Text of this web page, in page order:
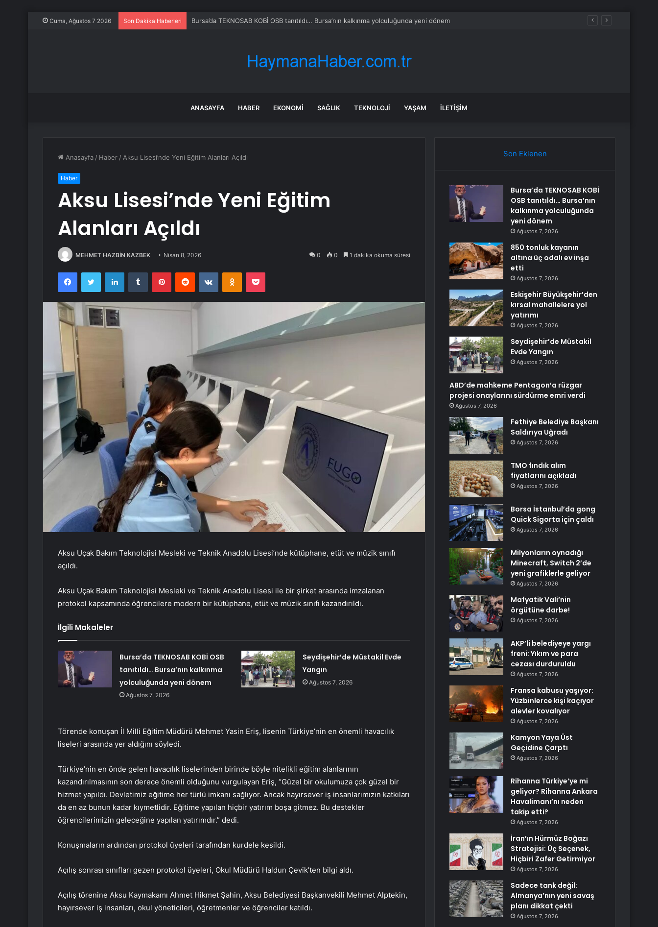
Cuma, Ağustos 7 2026 Son Dakika Haberleri 850 tonluk kayanın altına üç odalı ev inşa etti
ANASAYFA HABER EKONOMI SAĞLIK TEKNOLOJI YAŞAM İLETIŞIM
Anasayfa / Haber / Aksu Lisesi’nde Yeni Eğitim Alanları Açıldı
Haber
Aksu Lisesi’nde Yeni Eğitim
Alanları Açıldı
MEHMET HAZBİN KAZBEK Nisan 8, 2026 0 0 1 dakika okuma süresi
FacebookTwitter LinkedInTumblr PinterestReddit VKontakteOdnoklassniki
Pocket
Aksu Uçak Bakım Teknolojisi Mesleki ve Teknik Anadolu Lisesi’nde kütüphane, etüt ve müzik sınıfı
açıldı.
Aksu Uçak Bakım Teknolojisi Mesleki ve Teknik Anadolu Lisesi ile bir şirket arasında imzalanan
protokol kapsamında öğrencilere modern bir kütüphane, etüt ve müzik sınıfı kazandırıldı.
İlgili Makaleler
Bursa’da TEKNOSAB KOBİ OSB
tanıtıldı… Bursa’nın kalkınma
yolculuğunda yeni dönem
Ağustos 7, 2026
Seydişehir’de Müstakil Evde
Yangın
Ağustos 7, 2026
Törende konuşan İl Milli Eğitim Müdürü Mehmet Yasin Eriş, lisenin Türkiye’nin en önemli havacılık
liseleri arasında yer aldığını söyledi.
Türkiye’nin en önde gelen havacılık liselerinden birinde böyle nitelikli eğitim alanlarının
kazandırılmasının son derece önemli olduğunu vurgulayan Eriş, “Güzel bir okulumuza çok güzel bir
hizmet yapıldı. Devletimiz eğitime her türlü imkanı sağlıyor. Ancak hayırsever iş insanlarımızın katkıları
da en az bunun kadar kıymetlidir. Eğitime yapılan hiçbir yatırım boşa gitmez. Bu destekler
öğrencilerimizin geleceğine yapılan yatırımdır.” dedi.
Konuşmaların ardından protokol üyeleri tarafından kurdele kesildi.
Açılış sonrası sınıfları gezen protokol üyeleri, Okul Müdürü Haldun Çevik’ten bilgi aldı.
Açılış törenine Aksu Kaymakamı Ahmet Hikmet Şahin, Aksu Belediyesi Başkanvekili Mehmet Alptekin,
hayırsever iş insanları, okul yöneticileri, öğretmenler ve öğrenciler katıldı.
Son Eklenen
Bursa’da TEKNOSAB KOBİ
OSB tanıtıldı… Bursa’nın
kalkınma yolculuğunda
yeni dönem
Ağustos 7, 2026
850 tonluk kayanın
altına üç odalı ev inşa
etti
Ağustos 7, 2026
Eskişehir Büyükşehir’den
kırsal mahallelere yol
yatırımı
Ağustos 7, 2026
Seydişehir’de Müstakil
Evde Yangın
Ağustos 7, 2026
ABD’de mahkeme Pentagon’a rüzgar
projesi onaylarını sürdürme emri verdi
Ağustos 7, 2026
Fethiye Belediye Başkanı
Saldırıya Uğradı
Ağustos 7, 2026
TMO fındık alım
fiyatlarını açıkladı
Ağustos 7, 2026
Borsa İstanbul’da gong
Quick Sigorta için çaldı
Ağustos 7, 2026
Milyonların oynadığı
Minecraft, Switch 2’de
yeni grafiklerle geliyor
Ağustos 7, 2026
Mafyatik Vali’nin
örgütüne darbe!
Ağustos 7, 2026
AKP’li belediyeye yargı
freni: Yıkım ve para
cezası durduruldu
Ağustos 7, 2026
Fransa kabusu yaşıyor:
Yüzbinlerce kişi kaçıyor
alevler kovalıyor
Ağustos 7, 2026
Kamyon Yaya Üst
Geçidine Çarptı
Ağustos 7, 2026
Rihanna Türkiye’ye mi
geliyor? Rihanna Ankara
Havalimanı’nı neden
takip etti?
Ağustos 7, 2026
İran’ın Hürmüz Boğazı
Stratejisi: Üç Seçenek,
Hiçbiri Zafer Getirmiyor
Ağustos 7, 2026
Sadece tank değil:
Almanya’nın yeni savaş
planı dikkat çekti
Ağustos 7, 2026